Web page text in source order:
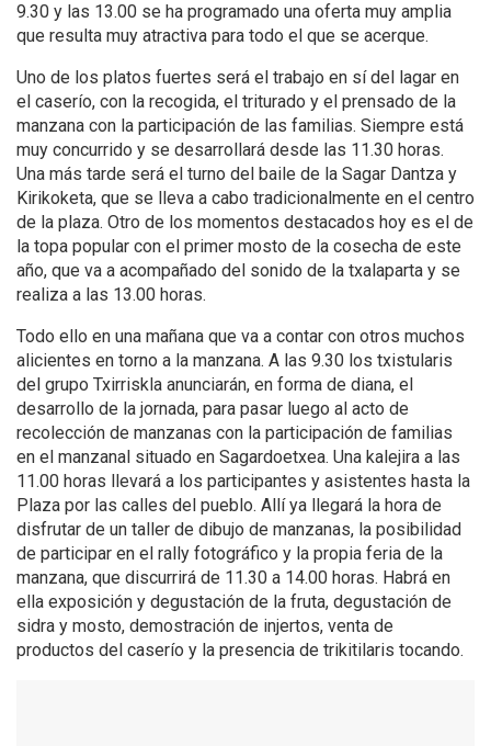
9.30 y las 13.00 se ha programado una oferta muy amplia
que resulta muy atractiva para todo el que se acerque.
Uno de los platos fuertes será el trabajo en sí del lagar en
el caserío, con la recogida, el triturado y el prensado de la
manzana con la participación de las familias. Siempre está
muy concurrido y se desarrollará desde las 11.30 horas.
Una más tarde será el turno del baile de la Sagar Dantza y
Kirikoketa, que se lleva a cabo tradicionalmente en el centro
de la plaza. Otro de los momentos destacados hoy es el de
la topa popular con el primer mosto de la cosecha de este
año, que va a acompañado del sonido de la txalaparta y se
realiza a las 13.00 horas.
Todo ello en una mañana que va a contar con otros muchos
alicientes en torno a la manzana. A las 9.30 los txistularis
del grupo Txirriskla anunciarán, en forma de diana, el
desarrollo de la jornada, para pasar luego al acto de
recolección de manzanas con la participación de familias
en el manzanal situado en Sagardoetxea. Una kalejira a las
11.00 horas llevará a los participantes y asistentes hasta la
Plaza por las calles del pueblo. Allí ya llegará la hora de
disfrutar de un taller de dibujo de manzanas, la posibilidad
de participar en el rally fotográfico y la propia feria de la
manzana, que discurrirá de 11.30 a 14.00 horas. Habrá en
ella exposición y degustación de la fruta, degustación de
sidra y mosto, demostración de injertos, venta de
productos del caserío y la presencia de trikitilaris tocando.